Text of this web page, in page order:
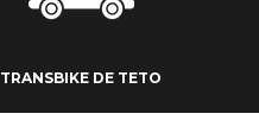
TRANSBIKE DE TETO